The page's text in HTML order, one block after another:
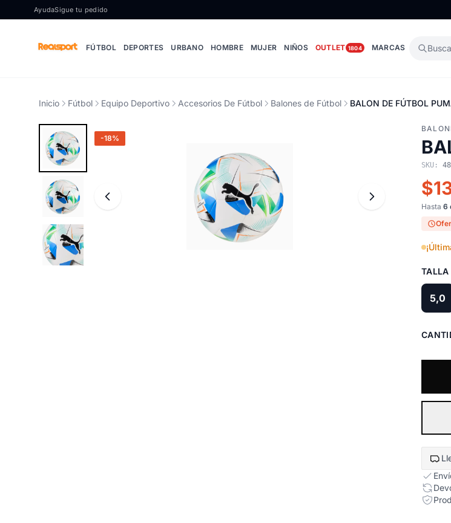
Ir al contenido
AyudaSigue tu pedido
FÚTBOL DEPORTES URBANO HOMBRE MUJER NIÑOS OUTLET 1804 MARCAS
Inicio Fútbol Equipo Deportivo Accesorios De Fútbol Balones de Fútbol BALON DE FÚTBOL
-18%
SKU:
Hasta 6
TALLA
5,0